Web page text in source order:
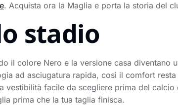
. Acquista ora la Maglia e porta la storia del
stadio
il colore Nero e la versione casa diventano
ad asciugatura rapida, così il comfort
facile da scegliere prima del calcio
prima che la tua taglia finisca.